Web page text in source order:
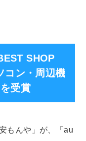
SHOP
コン・周辺機
受賞
もんや」が、「au